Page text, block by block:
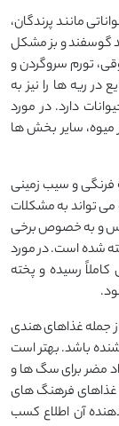
مانند پرندگان،
گوسفند و بز مشکل
تورم سروگردن و
ریه ها را نیز به
دارد. در مورد
میوه، سایر بخش ها
فرنگی و سیب زمینی
تواند به مشکلات
و به خصوص برخی
شده است. در مورد
رسیده و پخته
جمله غذاهای هندی
باشد. بهتر است
مضر برای سگ ها و
غذاهای فرهنگ های
آن اطلاع کسب